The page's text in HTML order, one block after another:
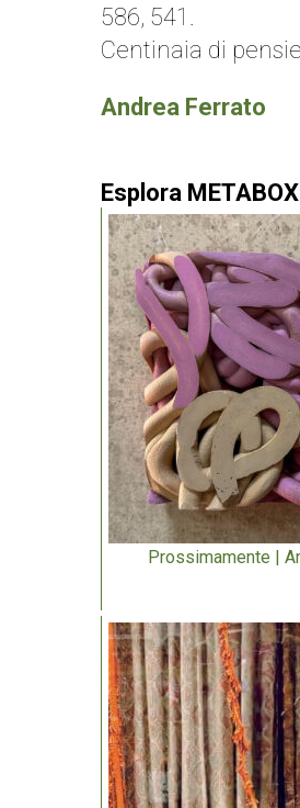
586, 541.
Centinaia di
Andrea Ferrato
Esplora
Prossimamente |